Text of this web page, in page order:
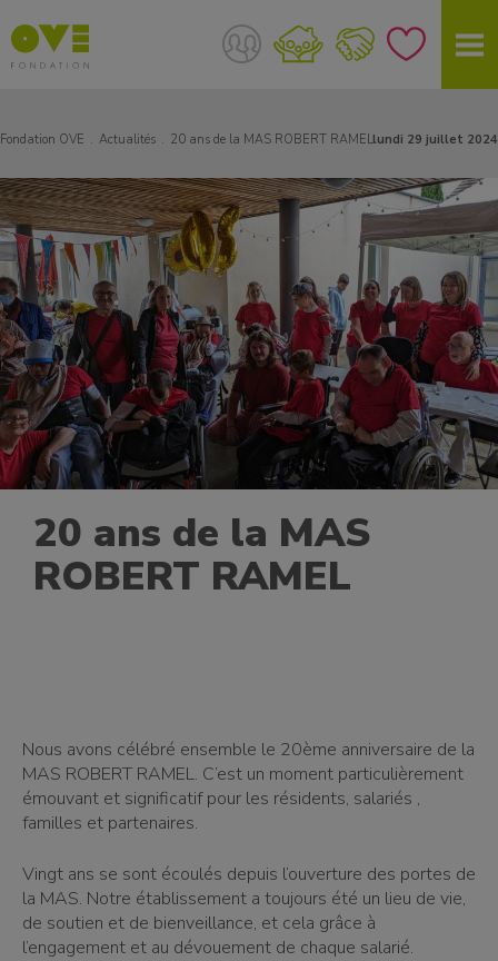
Fondation OVE Actualités 20 ans de la MAS ROBERT RAMELlundi 29 juillet 2024
20 ans de la MAS
ROBERT RAMEL
Nous avons célébré ensemble le 20ème anniversaire de la
MAS ROBERT RAMEL. C’est un moment particulièrement
émouvant et significatif pour les résidents, salariés ,
familles et partenaires.
Vingt ans se sont écoulés depuis l’ouverture des portes de
la MAS. Notre établissement a toujours été un lieu de vie,
de soutien et de bienveillance, et cela grâce à
l’engagement et au dévouement de chaque salarié.